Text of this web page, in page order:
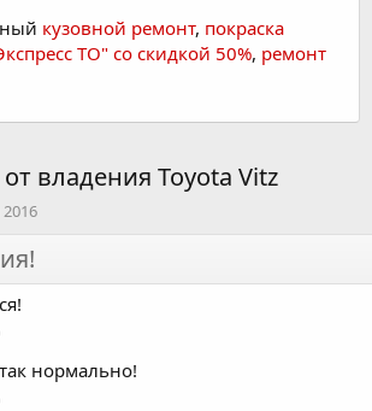
кузовной ремонт, покраска
ТО" со скидкой 50%, ремонт
владения Toyota Vitz
нормально!